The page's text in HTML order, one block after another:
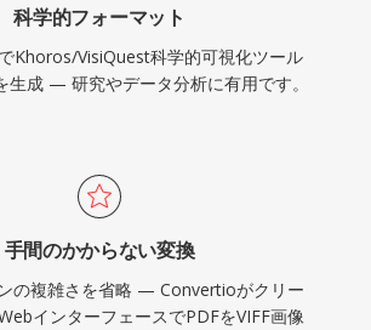
科学的フォーマット
Khoros/VisiQuest科学的可視化ツール
生成 — 研究やデータ分析に有用です。
手間のかからない変換
の複雑さを省略 — Convertioがクリー
インターフェースでPDFをVIFF画像